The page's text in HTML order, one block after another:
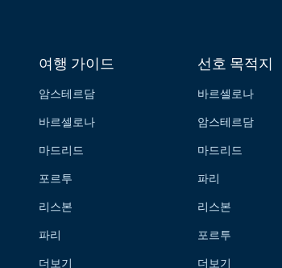
여행 가이드
암스테르담
바르셀로나
마드리드
포르투
리스본
파리
더보기
선호 목적지
바르셀로나
암스테르담
마드리드
파리
리스본
포르투
더보기